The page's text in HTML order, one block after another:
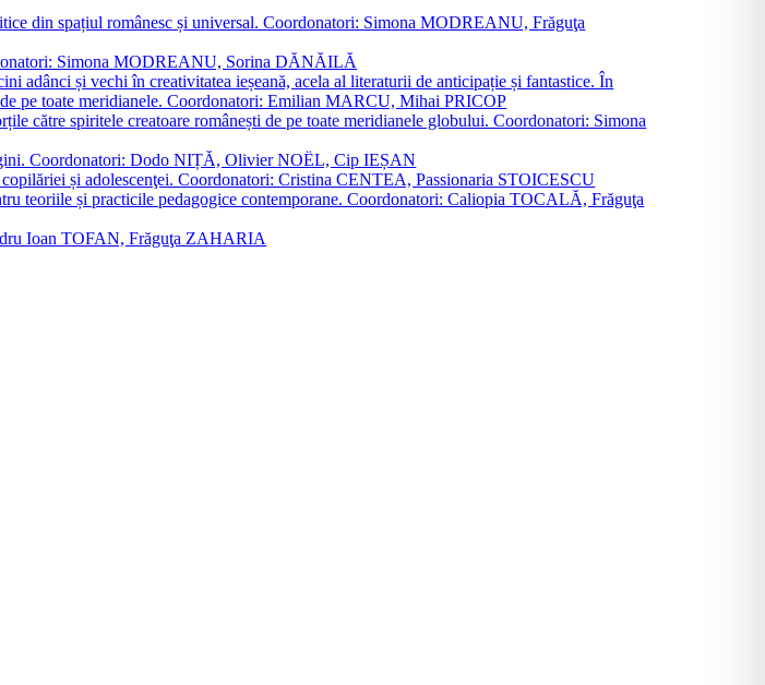
din spațiul românesc și universal. Coordonatori: Simona MODREANU, Frăguţa
Simona MODREANU, Sorina DĂNĂILĂ
adânci și vechi în creativitatea ieșeană, acela al literaturii de anticipație și fantastice. În
pe toate meridianele. Coordonatori: Emilian MARCU, Mihai PRICOP
către spiritele creatoare românești de pe toate meridianele globului. Coordonatori: Simona
Coordonatori: Dodo NIȚĂ, Olivier NOËL, Cip IEȘAN
și adolescenţei. Coordonatori: Cristina CENTEA, Passionaria STOICESCU
teoriile și practicile pedagogice contemporane. Coordonatori: Caliopia TOCALĂ, Frăguţa
Ioan TOFAN, Frăguţa ZAHARIA